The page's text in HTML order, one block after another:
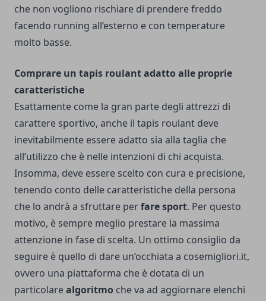
che non vogliono rischiare di prendere freddo
facendo running all’esterno e con temperature
molto basse.
Comprare un tapis roulant adatto alle proprie
caratteristiche
Esattamente come la gran parte degli attrezzi di
carattere sportivo, anche il tapis roulant deve
inevitabilmente essere adatto sia alla taglia che
all’utilizzo che è nelle intenzioni di chi acquista.
Insomma, deve essere scelto con cura e precisione,
tenendo conto delle caratteristiche della persona
che lo andrà a sfruttare perfare sport. Per questo
motivo, è sempre meglio prestare la massima
attenzione in fase di scelta. Un ottimo consiglio da
seguire è quello di dare un’occhiata a cosemigliori.it,
ovvero una piattaforma che è dotata di un
particolarealgoritmo che va ad aggiornare elenchi